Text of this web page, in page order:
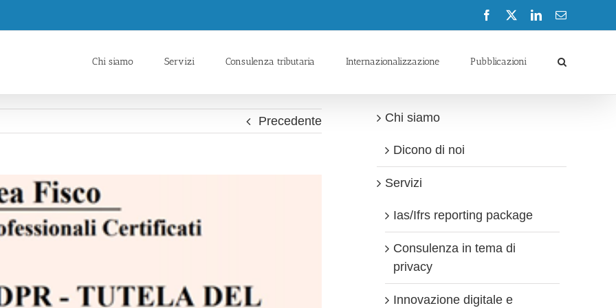
Facebook LinkedInEmail
Chi siamo Servizi Consulenza tributaria Internazionalizzazione Pubblicazioni
Precedente Chi siamo
Dicono di noi
Servizi
Ias/Ifrs reporting package
Consulenza in tema di
privacy
Innovazione digitale e